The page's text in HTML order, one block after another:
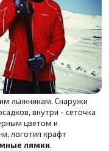
лыжникам. Снаружи
внутри - сеточка
цветом и
логотип крафт
лямки.